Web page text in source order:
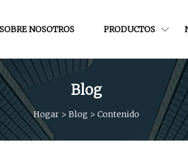
SOBRE NOSOTROS PRODUCTOS
Blog
Hogar> Blog > Contenido